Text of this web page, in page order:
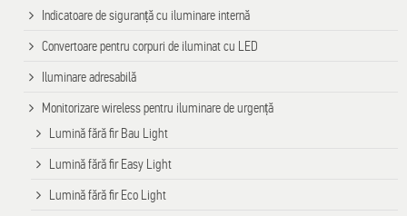
Indicatoare de siguranță cu iluminare internă
Convertoare pentru corpuri de iluminat cu LED
Iluminare adresabilă
Monitorizare wireless pentru iluminare de urgență
Lumină fără fir Bau Light
Lumină fără fir Easy Light
Lumină fără fir Eco Light